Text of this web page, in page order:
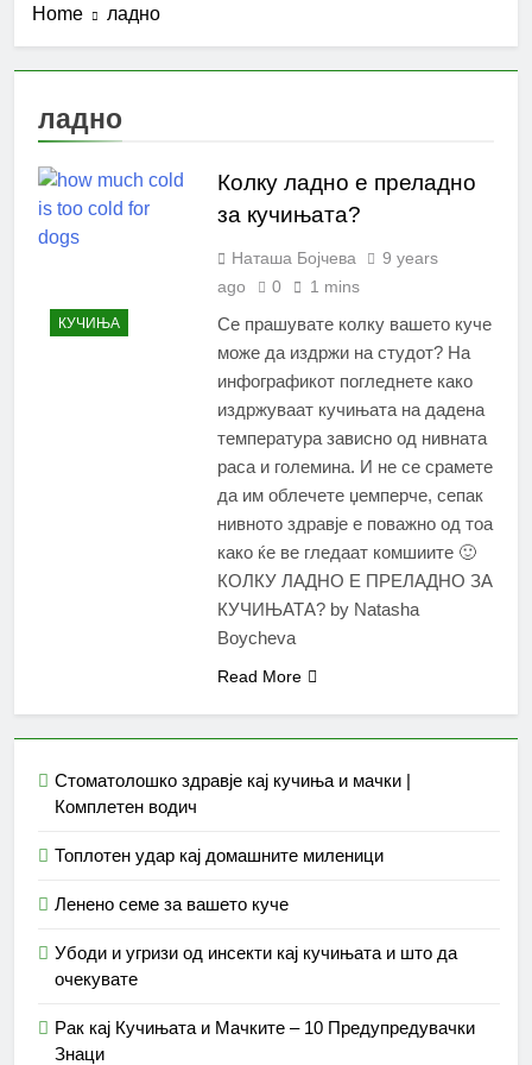
Home ладно
ладно
КУЧИЊА
Колку ладно е преладно
за кучињата?
Наташа Бојчева
9 years
ago
0 1 mins
Се прашувате колку вашето куче
може да издржи на студот? На
инфографикот погледнете како
издржуваат кучињата на дадена
температура зависно од нивната
раса и големина. И не се срамете
да им облечете џемперче, сепак
нивното здравје е поважно од тоа
како ќе ве гледаат комшиите 🙂
КОЛКУ ЛАДНО Е ПРЕЛАДНО ЗА
КУЧИЊАТА? by Natasha
Boycheva
Read More
Стоматолошко здравје кај кучиња и мачки |
Комплетен водич
Топлотен удар кај домашните миленици
Ленено семе за вашето куче
Убоди и угризи од инсекти кај кучињата и што да
очекувате
Рак кај Кучињата и Мачките – 10 Предупредувачки
Знаци